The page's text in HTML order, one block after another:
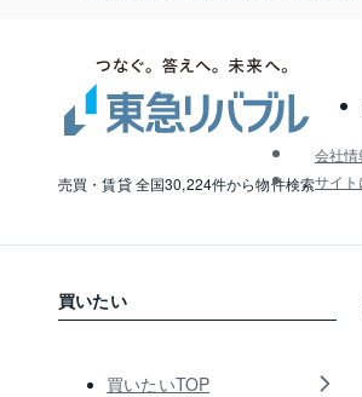
売買・賃貸 全国30,224件から物件検索
会社
サイ
買いたい
買いたいTOP